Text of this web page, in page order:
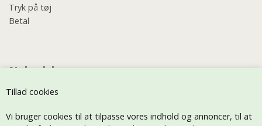
Tillad cookies
Vi bruger cookies til at tilpasse vores indhold og annoncer, til at
Tryk på tøj
Betal
Nyhedsbrev